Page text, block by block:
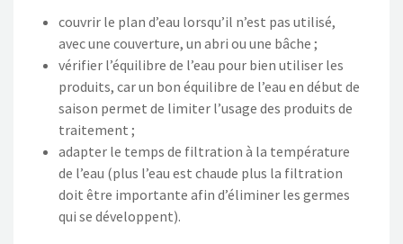
couvrir le plan d’eau lorsqu’il n’est pas utilisé,
avec une couverture, un abri ou une bâche ;
vérifier l’équilibre de l’eau pour bien utiliser les
produits, car un bon équilibre de l’eau en début de
saison permet de limiter l’usage des produits de
traitement ;
adapter le temps de filtration à la température
de l’eau (plus l’eau est chaude plus la filtration
doit être importante afin d’éliminer les germes
qui se développent).